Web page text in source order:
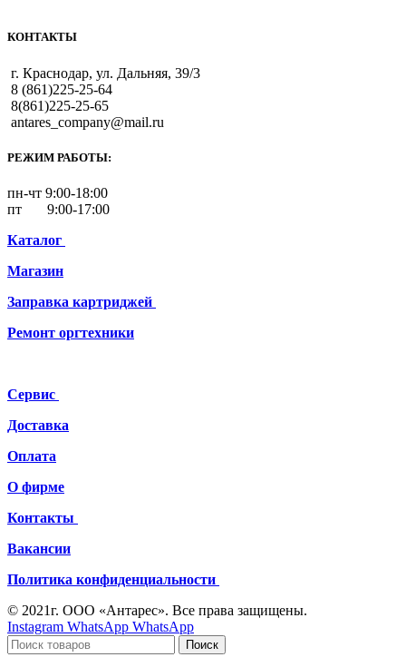
КОНТАКТЫ
г. Краснодар, ул. Дальняя, 39/3
8 (861)225-25-64
8(861)225-25-65
antares_company@mail.ru
РЕЖИМ РАБОТЫ:
пн-чт 9:00-18:00
пт 9:00-17:00
Каталог
Магазин
Заправка картриджей
Ремонт оргтехники
Сервис
Доставка
Оплата
О фирме
Контакты
Вакансии
Политика конфиденциальности
© 2021г. ООО «Антарес». Все права защищены.
Instagram WhatsApp WhatsApp
Поиск